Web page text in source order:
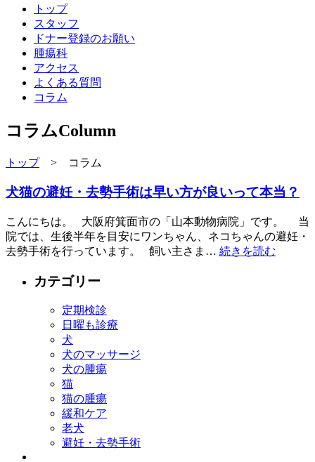
トップ
スタッフ
ドナー登録のお願い
腫瘍科
アクセス
よくある質問
コラム
コラムColumn
トップ> コラム
犬猫の避妊・去勢手術は早い方が良いって本当？
こんにちは。 大阪府箕面市の「山本動物病院」です。 当
院では、生後半年を目安にワンちゃん、ネコちゃんの避妊・
去勢手術を行っています。 飼い主さま… 続きを読む
カテゴリー
定期検診
日曜も診療
犬
犬のマッサージ
犬の腫瘍
猫
猫の腫瘍
緩和ケア
老犬
避妊・去勢手術